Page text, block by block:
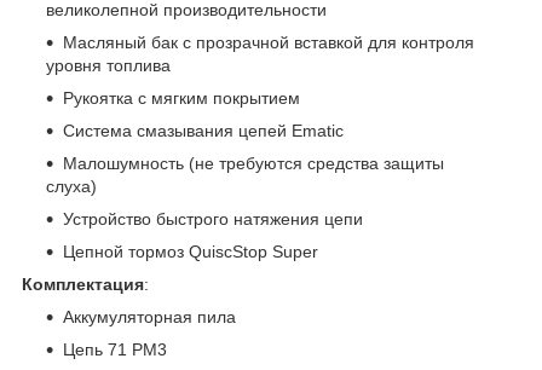
великолепной производительности
Масляный бак с прозрачной вставкой для контроля
уровня топлива
Рукоятка с мягким покрытием
Система смазывания цепей Ematic
Малошумность (не требуются средства защиты
слуха)
Устройство быстрого натяжения цепи
Цепной тормоз QuiscStop Super
Комплектация:
Аккумуляторная пила
Цепь 71 РМ3